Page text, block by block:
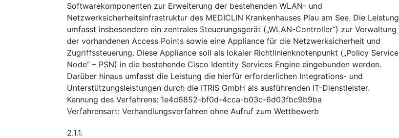
Softwarekomponenten zur Erweiterung der bestehenden WLAN- und
Netzwerksicherheitsinfrastruktur des MEDICLIN Krankenhauses Plau am See. Die Leistung
umfasst insbesondere ein zentrales Steuerungsgerät („WLAN-Controller“) zur Verwaltung
der vorhandenen Access Points sowie eine Appliance für die Netzwerksicherheit und
Zugriffssteuerung. Diese Appliance soll als lokaler Richtlinienknotenpunkt („Policy Service
Node“ – PSN) in die bestehende Cisco Identity Services Engine eingebunden werden.
Darüber hinaus umfasst die Leistung die hierfür erforderlichen Integrations- und
Unterstützungsleistungen durch die ITRIS GmbH als ausführenden IT-Dienstleister.
Kennung des Verfahrens: 1e4d6852-bf0d-4cca-b03c-6d03fbc9b9ba
Verfahrensart: Verhandlungsverfahren ohne Aufruf zum Wettbewerb
2.1.1.